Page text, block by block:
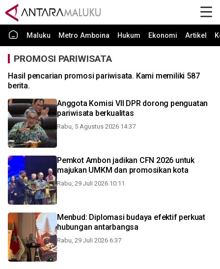
Maluku Metro Amboina Hukum Ekonomi Artikel
PROMOSI PARIWISATA
Hasil pencarian promosi pariwisata. Kami memiliki 587
berita.
Anggota Komisi VII DPR dorong penguatan
pariwisata berkualitas
Rabu, 5 Agustus 2026 14:37
Pemkot Ambon jadikan CFN 2026 untuk
majukan UMKM dan promosikan kota
Rabu, 29 Juli 2026 10:11
Menbud: Diplomasi budaya efektif perkuat
hubungan antarbangsa
Rabu, 29 Juli 2026 6:37